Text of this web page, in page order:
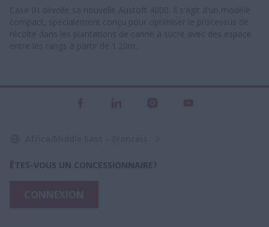
ÊTES-VOUS UN CONCESSIONNAIRE?